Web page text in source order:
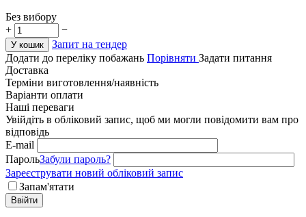
Без вибору
+
−
У кошик
Запит на тендер
Додати до переліку побажань Порівняти Задати питання
Доставка
Терміни виготовлення/наявність
Варіанти оплати
Наші переваги
Увійдіть в обліковий запис, щоб ми могли повідомити вам про
відповідь
E-mail
ПарольЗабули пароль?
Зареєструвати новий обліковий запис
Запам'ятати
Ввійти